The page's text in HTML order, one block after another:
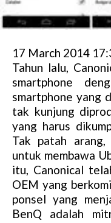
17 March 2014
Tahun lalu,
smartphone
smartphone yang
tak kunjung
yang harus
Tak patah arang,
untuk membawa
itu, Canonical
OEM yang
ponsel yang
BenQ adalah